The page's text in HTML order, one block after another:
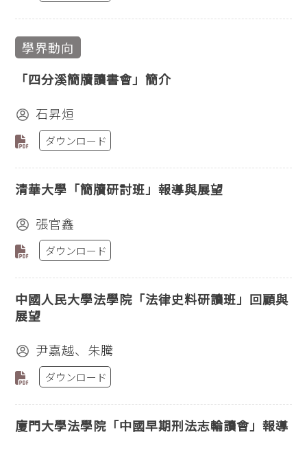
學界動向
「四分溪簡牘讀書會」簡介
石昇烜
ダウンロード
清華大學「簡牘研討班」報導與展望
張官鑫
ダウンロード
中國人民大學法學院「法律史料研讀班」回顧與
展望
尹嘉越、朱騰
ダウンロード
廈門大學法學院「中國早期刑法志輪讀會」報導